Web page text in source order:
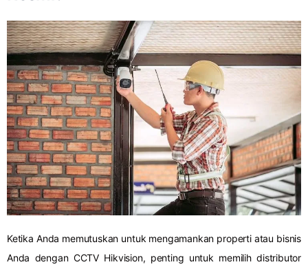
Ketika Anda memutuskan untuk mengamankan properti atau bisnis
Anda dengan CCTV Hikvision, penting untuk memilih distributor